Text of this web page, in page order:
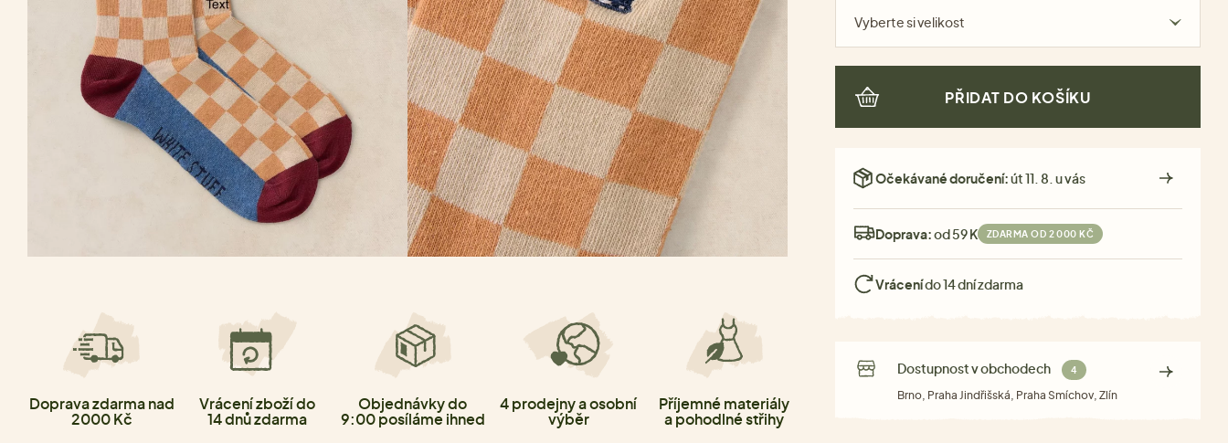
Doprava zdarma nad
2000 Kč
Vrácení zboží do
14 dnů zdarma
Objednávky do
9:00 posíláme ihned
4 prodejny a osobní
výběr
Příjemné materiály
a pohodlné střihy
Vyberte si velikost
PŘIDAT DO KOŠÍKU
Očekávané doručení:út 11. 8. u vás
Doprava:od 59 Kč ZDARMA OD 2 000 KČ
Vrácenído 14 dní zdarma
Dostupnost v obchodech 4
Brno, Praha Jindřišská, Praha Smíchov, Zlín